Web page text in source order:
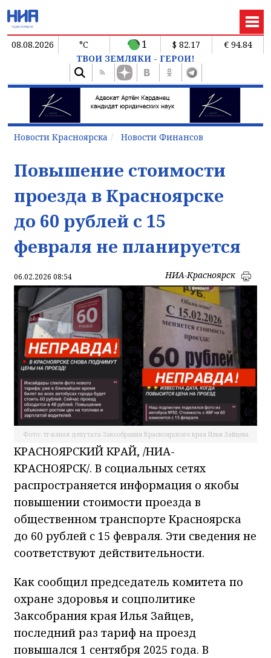
08.08.2026 °C 1 $ 82.17
€ 94.84
ТВОИ ЗЕМЛЯКИ - ГЕРОИ!
Новости Красноярска Новости Финансов
Повышение стоимости
проезда в Красноярске
до 60 рублей с 15
февраля не планируется
06.02.2026 08:54 НИА-Красноярск
Фото: тг-канал депутата Заксобрания Красноярского края Ильи Зайцева
КРАСНОЯРСКИЙ КРАЙ, /НИА-
КРАСНОЯРСК/. В социальных сетях
распространяется информация о якобы
повышении стоимости проезда в
общественном транспорте Красноярска
до 60 рублей с 15 февраля. Эти сведения не
соответствуют действительности.
Как сообщил председатель комитета по
охране здоровья и соцполитике
Заксобрания края Илья Зайцев,
последний раз тариф на проезд
повышался 1 сентября 2025 года. В